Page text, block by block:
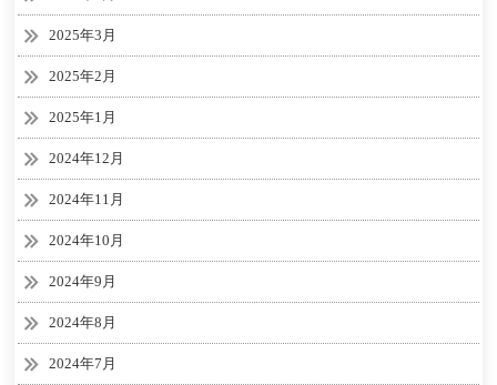
2025年3月
2025年2月
2025年1月
2024年12月
2024年11月
2024年10月
2024年9月
2024年8月
2024年7月